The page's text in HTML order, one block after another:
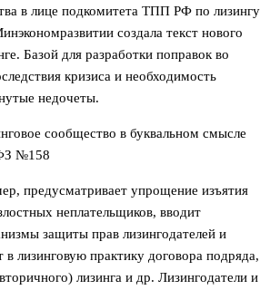
в лице подкомитета ТПП РФ по лизингу
создала текст нового
Базой для разработки поправок во
кризиса и необходимость
недочеты.
сообщество в буквальном смысле
№158
предусматривает упрощение изъятия
неплательщиков, вводит
защиты прав лизингодателей и
в лизинговую практику договора подряда,
лизинга и др. Лизингодатели и